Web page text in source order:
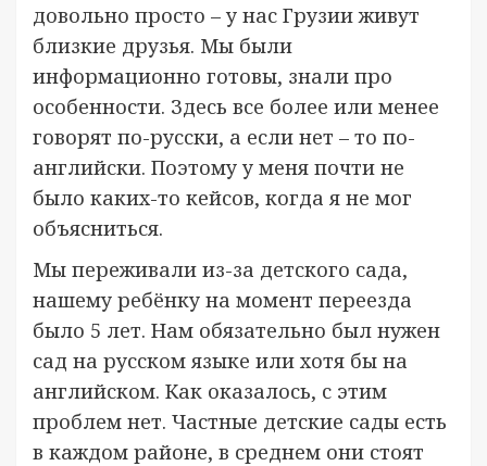
довольно просто – у нас Грузии живут
близкие друзья. Мы были
информационно готовы, знали про
особенности. Здесь все более или менее
говорят по-русски, а если нет – то по-
английски. Поэтому у меня почти не
было каких-то кейсов, когда я не мог
объясниться.
Мы переживали из-за детского сада,
нашему ребёнку на момент переезда
было 5 лет. Нам обязательно был нужен
сад на русском языке или хотя бы на
английском. Как оказалось, с этим
проблем нет. Частные детские сады есть
в каждом районе, в среднем они стоят